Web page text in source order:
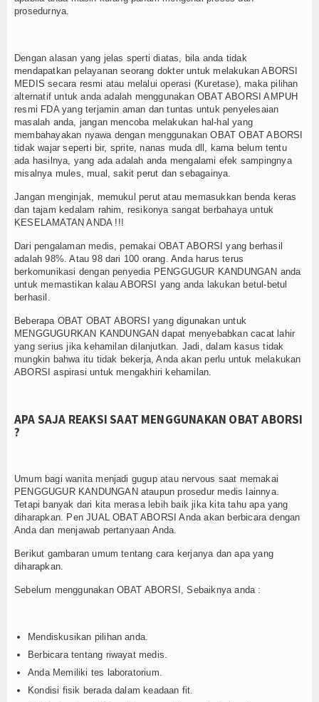
prosedurnya.
Dengan alasan yang jelas sperti diatas, bila anda tidak
mendapatkan pelayanan seorang dokter untuk melakukan ABORSI
MEDIS secara resmi atau melalui operasi (Kuretase), maka pilihan
alternatif untuk anda adalah menggunakan OBAT ABORSI AMPUH
resmi FDA yang terjamin aman dan tuntas untuk penyelesaian
masalah anda, jangan mencoba melakukan hal-hal yang
membahayakan nyawa dengan menggunakan OBAT OBAT ABORSI
tidak wajar seperti bir, sprite, nanas muda dll, karna belum tentu
ada hasilnya, yang ada adalah anda mengalami efek sampingnya
misalnya mules, mual, sakit perut dan sebagainya.
Jangan menginjak, memukul perut atau memasukkan benda keras
dan tajam kedalam rahim, resikonya sangat berbahaya untuk
KESELAMATAN ANDA !!!
Dari pengalaman medis, pemakai OBAT ABORSI yang berhasil
adalah 98%. Atau 98 dari 100 orang. Anda harus terus
berkomunikasi dengan penyedia PENGGUGUR KANDUNGAN anda
untuk memastikan kalau ABORSI yang anda lakukan betul-betul
berhasil.
Beberapa OBAT OBAT ABORSI yang digunakan untuk
MENGGUGURKAN KANDUNGAN dapat menyebabkan cacat lahir
yang serius jika kehamilan dilanjutkan. Jadi, dalam kasus tidak
mungkin bahwa itu tidak bekerja, Anda akan perlu untuk melakukan
ABORSI aspirasi untuk mengakhiri kehamilan.
APA SAJA REAKSI SAAT MENGGUNAKAN OBAT ABORSI
?
Umum bagi wanita menjadi gugup atau nervous saat memakai
PENGGUGUR KANDUNGAN ataupun prosedur medis lainnya.
Tetapi banyak dari kita merasa lebih baik jika kita tahu apa yang
diharapkan. Pen JUAL OBAT ABORSI Anda akan berbicara dengan
Anda dan menjawab pertanyaan Anda.
Berikut gambaran umum tentang cara kerjanya dan apa yang
diharapkan.
Sebelum menggunakan OBAT ABORSI, Sebaiknya anda :
Mendiskusikan pilihan anda.
Berbicara tentang riwayat medis.
Anda Memiliki tes laboratorium.
Kondisi fisik berada dalam keadaan fit.